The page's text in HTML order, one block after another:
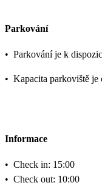
Parkování
• Parkování je k
• Kapacita parkoviště je
Informace
• Check in: 15:00
• Check out: 10:00